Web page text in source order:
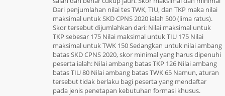
Dari penjumlahan nilai tes TWK, TIU, dan TKP maka nilai
maksimal untuk SKD CPNS 2020 ialah 500 (lima ratus).
Skor tersebut dijumlahkan dari: Nilai maksimal untuk
TKP sebesar 175 Nilai maksimal untuk TIU 175 Nilai
maksimal untuk TWK 150 Sedangkan untuk nilai ambang
batas SKD CPNS 2020, skor minimal yang harus dipenuhi
peserta ialah: Nilai ambang batas TKP 126 Nilai ambang
batas TIU 80 Nilai ambang batas TWK 65 Namun, aturan
tersebut tidak berlaku bagi peserta yang mendaftar
pada jenis penetapan kebutuhan formasi khusus.